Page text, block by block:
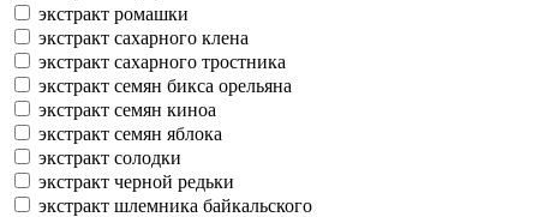
экстракт ромашки
экстракт сахарного клена
экстракт сахарного тростника
экстракт семян бикса орельяна
экстракт семян киноа
экстракт семян яблока
экстракт солодки
экстракт черной редьки
экстракт шлемника байкальского